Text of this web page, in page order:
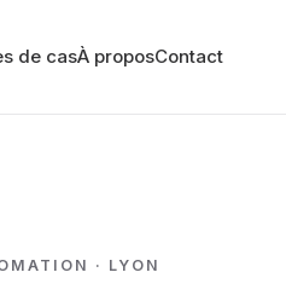
de casÀ proposContact
· LYON